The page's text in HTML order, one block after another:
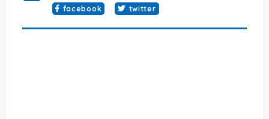
facebook twitter